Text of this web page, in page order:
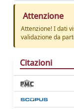
Attenzione
Attenzione! I dati
validazione da
Citazioni